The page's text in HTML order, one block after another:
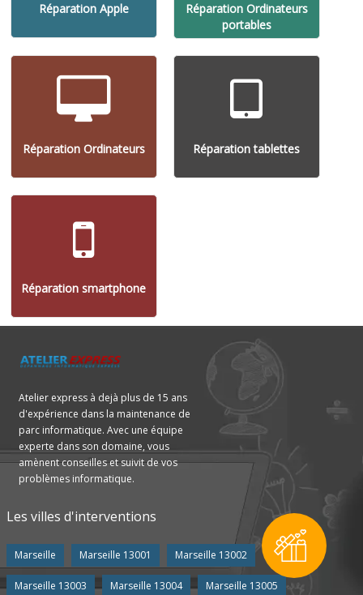
Réparation Apple
Réparation Ordinateurs
portables
Réparation Ordinateurs Réparation tablettes
Réparation smartphone
Atelier express à dejà plus de 15 ans
d'expérience dans la maintenance de
parc informatique. Avec une équipe
experte dans son domaine, vous
amènent conseilles et suivit de vos
problèmes informatique.
Les villes d'interventions
Marseille Marseille 13001 Marseille 13002
Marseille 13003 Marseille 13004 Marseille 13005